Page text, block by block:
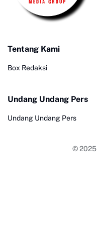
Tentang Kami
Box Redaksi
Undang Undang Pers
Undang Undang Pers
© 2025